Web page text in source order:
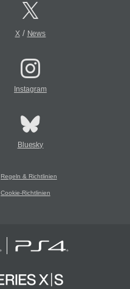
X/ News
Instagram
Bluesky
Regeln & Richtlinien
Cookie-Richtlinien